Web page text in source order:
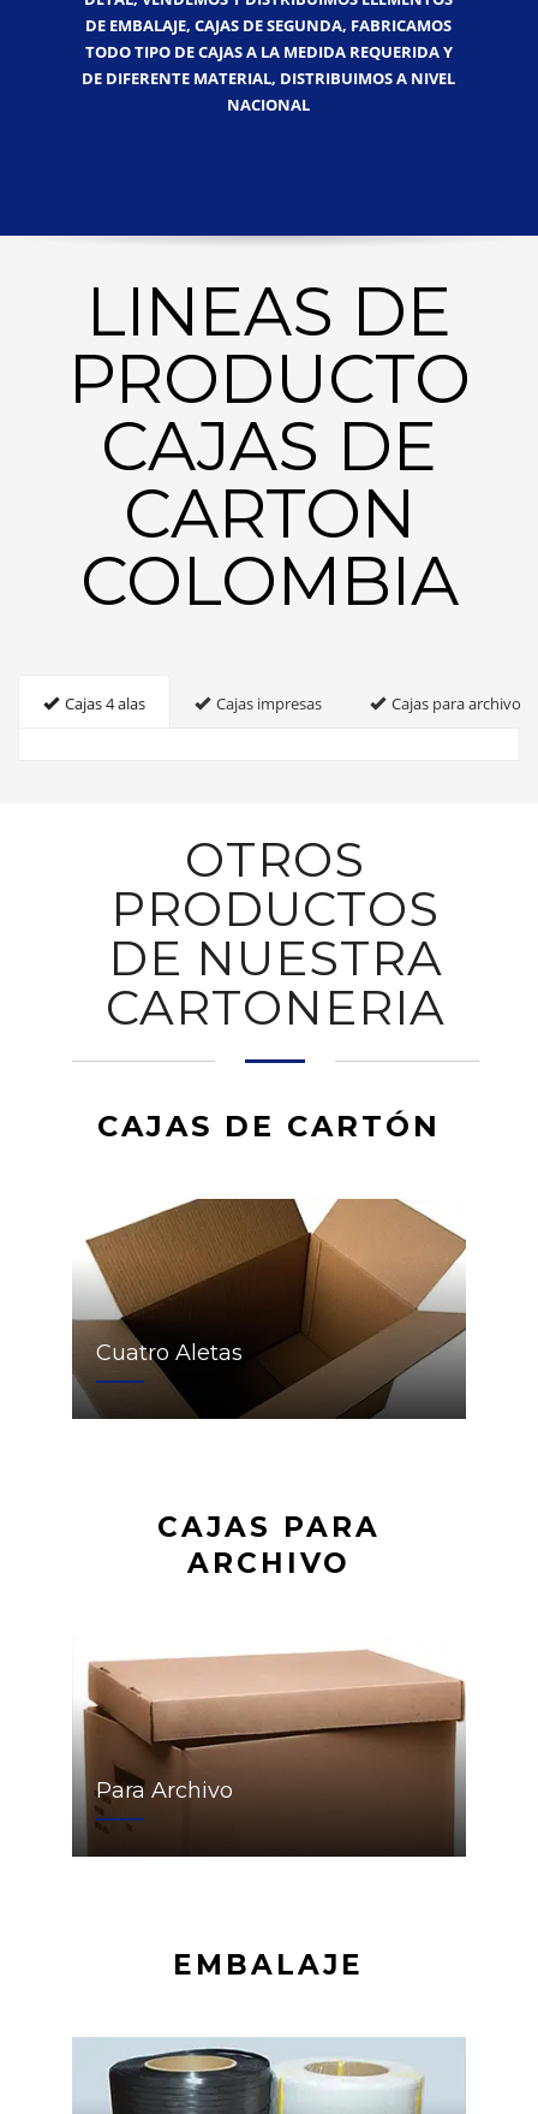
DE EMBALAJE, CAJAS DE SEGUNDA, FABRICAMOS
TODO TIPO DE CAJAS A LA MEDIDA REQUERIDA Y
DE DIFERENTE MATERIAL, DISTRIBUIMOS A NIVEL
NACIONAL
LINEAS DE
PRODUCTO
CAJAS DE
CARTON
COLOMBIA
Cajas 4 alas Cajas impresas Cajas para archivo
OTROS
PRODUCTOS
DE NUESTRA
CARTONERIA
CAJAS DE CARTÓN
Cuatro Aletas
CAJAS PARA
ARCHIVO
Para Archivo
EMBALAJE